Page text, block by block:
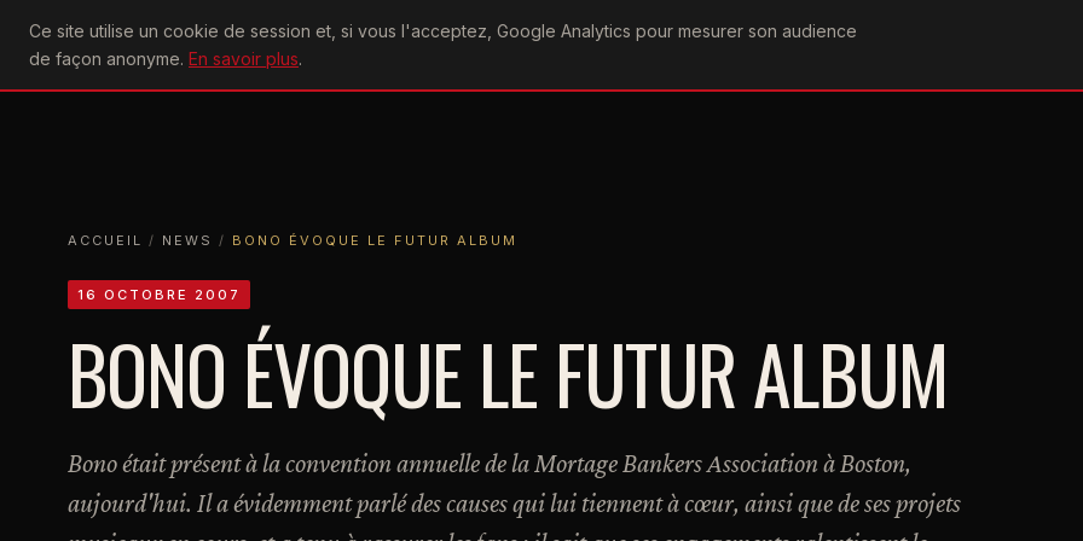
Ce site utilise un cookie de session et, si vous l'acceptez, Google Analytics pour mesurer son audience
de façon anonyme. En savoir plus.
U2achtung
ACCUEIL
ACTU CONCERTS DISCOGRAPHIEPAROLESVIDÉOGRAPHIEFORUMS
ACCUEIL / NEWS / BONO ÉVOQUE LE FUTUR ALBUM
16 OCTOBRE 2007
BONO ÉVOQUE LE FUTUR ALBUM
Bono était présent à la convention annuelle de la Mortage Bankers Association à Boston,
aujourd'hui. Il a évidemment parlé des causes qui lui tiennent à cœur, ainsi que de ses projets